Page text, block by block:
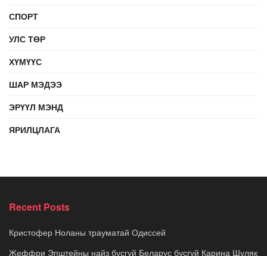
СПОРТ
УЛС ТӨР
ХҮМҮҮС
ШАР МЭДЭЭ
ЭРҮҮЛ МЭНД
ЯРИЛЦЛАГА
Recent Posts
Кристофер Ноланы трауматай Одиссей
Жеффри Эпштейны найз бүсгүй Беларус бүсгүй Карина Шуляк